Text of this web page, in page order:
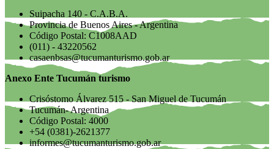
Suipacha 140 - C.A.B.A.
Provincia de Buenos Aires - Argentina
Código Postal: C1008AAD
(011) - 43220562
casaenbsas@tucumanturismo.gob.ar
Anexo Ente Tucumán turismo
Crisóstomo Álvarez 515 - San Miguel de Tucumán
Tucumán- Argentina
Código Postal: 4000
+54 (0381)-2621377
informes@tucumanturismo.gob.ar